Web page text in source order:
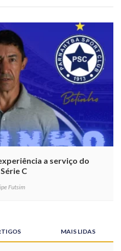
a serviço do
C
Futsim
MAIS LIDAS